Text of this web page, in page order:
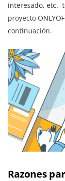
interesado, etc.,
proyecto
continuación.
Razones